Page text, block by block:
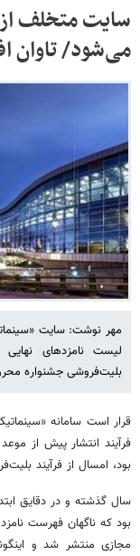
سایت متخلف
می‌شود/ تاوان
مهر نوشت: سایت
لیست نامزدهای
بلیت‌فروشی جشنواره
قرار است سامانه
فرآیند انتشار پیش از
بود، امسال از فرآیند
سال گذشته و در دقایق
بود که ناگهان فهرست
مجازی منتشر شد و